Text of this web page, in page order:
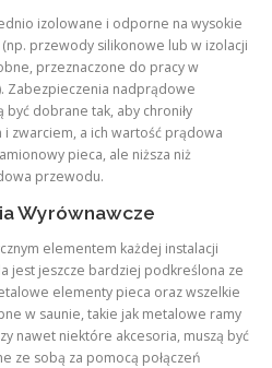
izolowane i odporne na wysokie
przewody silikonowe lub w izolacji
przeznaczone do pracy w
Zabezpieczenia nadprądowe
być dobrane tak, aby chroniły
zwarciem, a ich wartość prądowa
pieca, ale niższa niż
przewodu.
Wyrównawcze
elementem każdej instalacji
jest jeszcze bardziej podkreślona ze
elementy pieca oraz wszelkie
w saunie, takie jak metalowe ramy
nawet niektóre akcesoria, muszą być
ze sobą za pomocą połączeń